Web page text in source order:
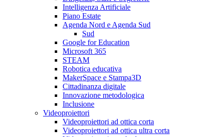
Intelligenza Artificiale
Piano Estate
Agenda Nord e Agenda Sud
Sud
Google for Education
Microsoft 365
STEAM
Robotica educativa
MakerSpace e Stampa3D
Cittadinanza digitale
Innovazione metodologica
Inclusione
Videoproiettori
Videoproiettori ad ottica corta
Videoproiettori ad ottica ultra corta